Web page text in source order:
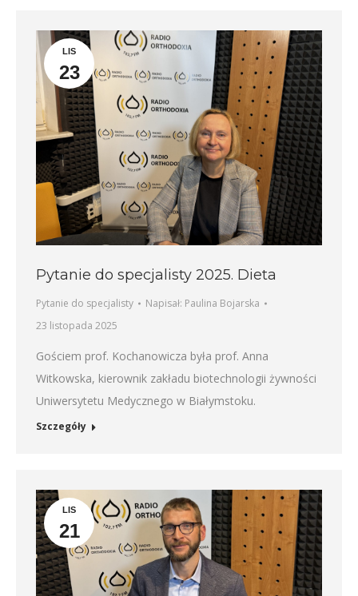
LIS
23
Pytanie do specjalisty 2025. Dieta
Pytanie do specjalisty Napisał: Paulina Bojarska
23 listopada 2025
Gościem prof. Kochanowicza była prof. Anna
Witkowska, kierownik zakładu biotechnologii żywności
Uniwersytetu Medycznego w Białymstoku.
Szczegóły
LIS
21